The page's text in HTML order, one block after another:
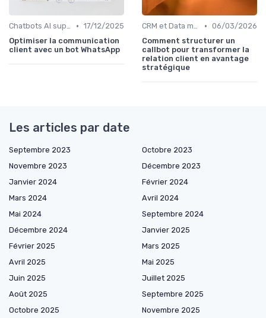
Chatbots AI support client • 17/12/2025
Optimiser la communication
client avec un bot WhatsApp
CRM et Data management plateforme • 06/03/2026
Comment structurer un
callbot pour transformer la
relation client en avantage
stratégique
Les articles par date
Septembre 2023
Octobre 2023
Novembre 2023
Décembre 2023
Janvier 2024
Février 2024
Mars 2024
Avril 2024
Mai 2024
Septembre 2024
Décembre 2024
Janvier 2025
Février 2025
Mars 2025
Avril 2025
Mai 2025
Juin 2025
Juillet 2025
Août 2025
Septembre 2025
Octobre 2025
Novembre 2025